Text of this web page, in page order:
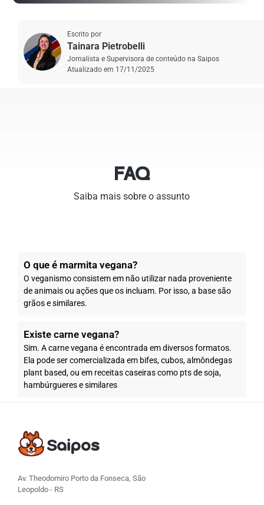
Escrito por
Tainara Pietrobelli
Jornalista e Supervisora de conteúdo na Saipos
Atualizado em 17/11/2025
FAQ
Saiba mais sobre o assunto
O que é marmita vegana?
O veganismo consistem em não utilizar nada proveniente
de animais ou ações que os incluam. Por isso, a base são
grãos e similares.
Existe carne vegana?
Sim. A carne vegana é encontrada em diversos formatos.
Ela pode ser comercializada em bifes, cubos, almôndegas
plant based, ou em receitas caseiras como pts de soja,
hambúrgueres e similares
Av. Theodomiro Porto da Fonseca, São
Leopoldo - RS